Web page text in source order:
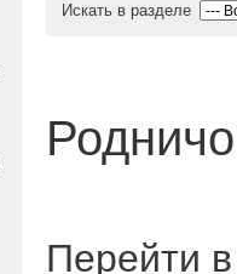
Искать в разделе
Перейти